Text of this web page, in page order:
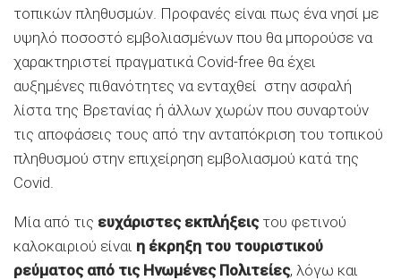
τοπικών πληθυσμών. Προφανές είναι πως ένα νησί με
υψηλό ποσοστό εμβολιασμένων που θα μπορούσε να
χαρακτηριστεί πραγματικά Covid-free θα έχει
αυξημένες πιθανότητες να ενταχθεί στην ασφαλή
λίστα της Βρετανίας ή άλλων χωρών που συναρτούν
τις αποφάσεις τους από την ανταπόκριση του τοπικού
πληθυσμού στην επιχείρηση εμβολιασμού κατά της
Covid.
Μία από τις ευχάριστες εκπλήξειςτου φετινού
καλοκαιριού είναι η έκρηξη του τουριστικού
ρεύματος από τις Ηνωμένες Πολιτείες, λόγω και